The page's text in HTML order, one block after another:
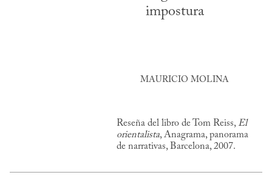
impostura
MAURICIO MOLINA
Reseña del libro de Tom Reiss, El
orientalista, Anagrama, panorama
de narrativas, Barcelona, 2007.